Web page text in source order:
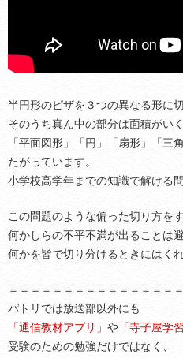
半円形のピザを３つの異なる形に
そのうち真ん中の部分は面積がい
「平面図形」「円」「扇形」「三
たがっています。
小学校高学年までの知識で解ける
この問題のような偏った切り方を
何かしらの不平不満が出ることは
何かを皆で切り分けるときにはく
＝＝＝＝＝＝＝＝＝＝＝＝＝＝＝
パトリでは放送部以外にも
「通信教材アプリ」 や 「寺子屋学
受験のための勉強だけではなく、